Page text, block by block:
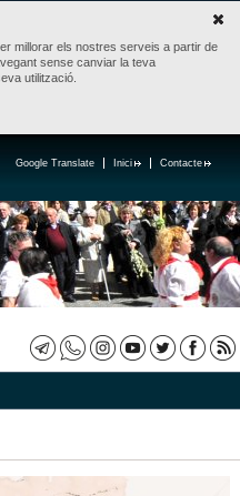
millorar els nostres serveis a partir de
sense canviar la teva
utilització.
Contacte
Inici
Google Translate